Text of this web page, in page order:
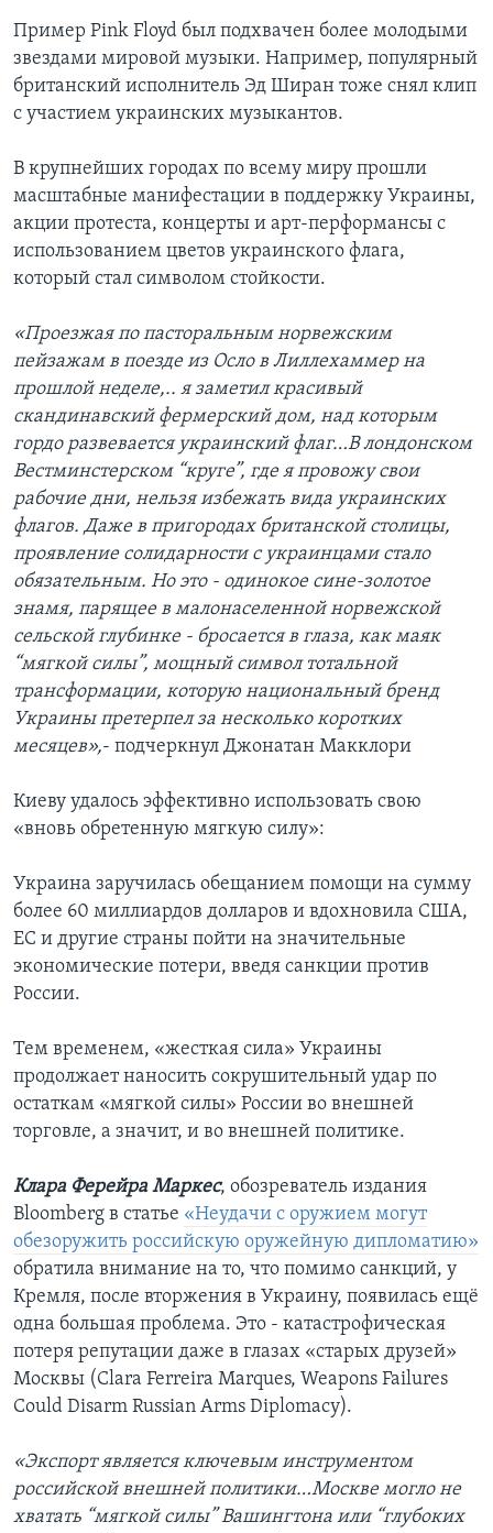
Пример Pink Floyd был подхвачен более молодыми
звездами мировой музыки. Например, популярный
британский исполнитель Эд Ширан тоже снял клип
с участием украинских музыкантов.
В крупнейших городах по всему миру прошли
масштабные манифестации в поддержку Украины,
акции протеста, концерты и арт-перформансы с
использованием цветов украинского флага,
который стал символом стойкости.
«Проезжая по пасторальным норвежским
пейзажам в поезде из Осло в Лиллехаммер на
прошлой неделе,.. я заметил красивый
скандинавский фермерский дом, над которым
гордо развевается украинский флаг…В лондонском
Вестминстерском “круге”, где я провожу свои
рабочие дни, нельзя избежать вида украинских
флагов. Даже в пригородах британской столицы,
проявление солидарности с украинцами стало
обязательным. Но это - одинокое сине-золотое
знамя, парящее в малонаселенной норвежской
сельской глубинке - бросается в глаза, как маяк
“мягкой силы”, мощный символ тотальной
трансформации, которую национальный бренд
Украины претерпел за несколько коротких
месяцев»,- подчеркнул Джонатан Макклори
Киеву удалось эффективно использовать свою
«вновь обретенную мягкую силу»:
Украина заручилась обещанием помощи на сумму
более 60 миллиардов долларов и вдохновила США,
ЕС и другие страны пойти на значительные
экономические потери, введя санкции против
России.
Тем временем, «жесткая сила» Украины
продолжает наносить сокрушительный удар по
остаткам «мягкой силы» России во внешней
торговле, а значит, и во внешней политике.
Клара Ферейра Маркес, обозреватель издания
Bloomberg в статье «Неудачи с оружием могут
обезоружить российскую оружейную дипломатию»
обратила внимание на то, что помимо санкций, у
Кремля, после вторжения в Украину, появилась ещё
одна большая проблема. Это - катастрофическая
потеря репутации даже в глазах «старых друзей»
Москвы (Clara Ferreira Marques, Weapons Failures
Could Disarm Russian Arms Diplomacy).
«Экспорт является ключевым инструментом
российской внешней политики…Москве могло не
хватать “мягкой силы” Вашингтона или “глубоких